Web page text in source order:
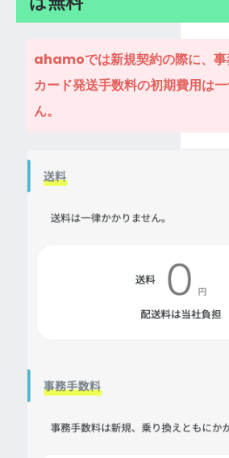
ahamoでは新規契約の際に、事
カード発送手数料の初期費用は
ん。